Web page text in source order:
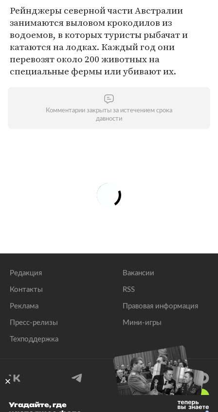
Рейнджеры северной части Австралии
занимаются выловом крокодилов из
водоемов, в которых туристы рыбачат и
катаются на лодках. Каждый год они
перевозят около 200 животных на
специальные фермы или убивают их.
Комментарии закрыты за истечением срока
давности
Редакция
Контакты
Реклама
Пресс-релизы
Техподдержка
Вакансии
RSS
Правовая информация
Мини-игры
Угадайте, где